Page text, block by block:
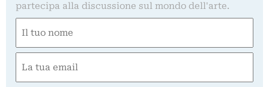
partecipa alla discussione sul mondo dell'arte.
(Required)
First
(Required)